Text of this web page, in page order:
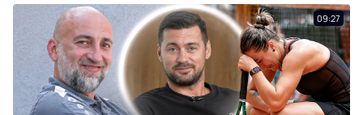
09:27